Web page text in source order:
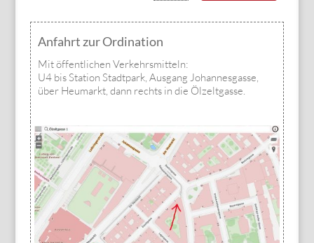
Anfahrt zur Ordination
Mit öffentlichen Verkehrsmitteln:
U4 bis Station Stadtpark, Ausgang Johannesgasse,
über Heumarkt, dann rechts in die Ölzeltgasse.